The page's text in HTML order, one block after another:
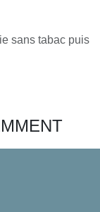
sans tabac puis